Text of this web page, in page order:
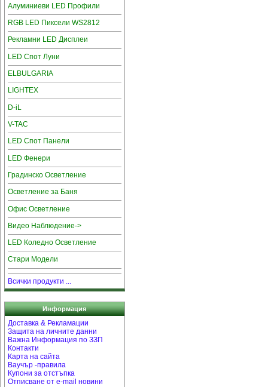
Алуминиеви LED Профили
RGB LED Пиксели WS2812
Рекламни LED Дисплеи
LED Спот Луни
ELBULGARIA
LIGHTEX
D-iL
V-TAC
LED Спот Панели
LED Фенери
Градинско Осветление
Осветление за Баня
Офис Осветление
Видео Наблюдение->
LED Коледно Осветление
Стари Модели
Всички продукти ...
Информация
Доставка & Рекламации
Защита на личните данни
Важна Информация по ЗЗП
Контакти
Карта на сайта
Ваучър -правила
Купони за отстъпка
Отписване от e-mail новини